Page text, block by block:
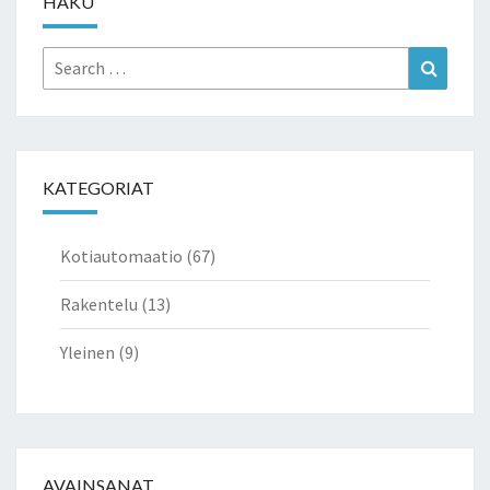
Search
for:
KATEGORIAT
Kotiautomaatio (67)
Rakentelu (13)
Yleinen (9)
AVAINSANAT